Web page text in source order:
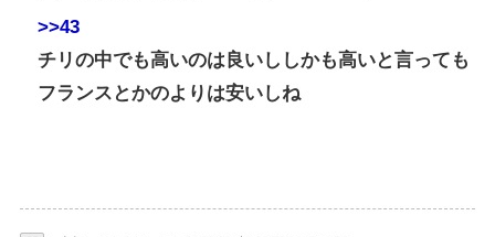
>>43
チリの中でも高いのは良いししかも高いと言っても
フランスとかのよりは安いしね